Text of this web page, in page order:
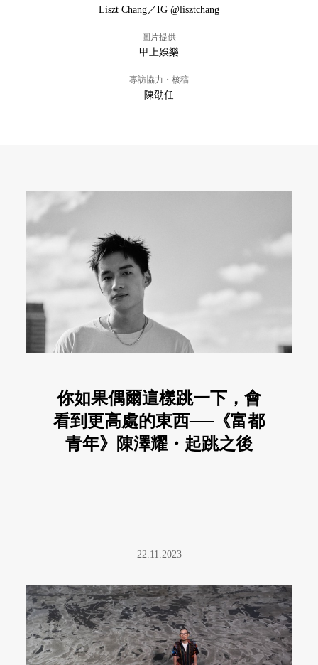
Liszt Chang／IG @lisztchang
圖片提供
甲上娛樂
專訪協力・核稿
陳劭任
你如果偶爾這樣跳一下，會
看到更高處的東西──《富都
青年》陳澤耀・起跳之後
22.11.2023